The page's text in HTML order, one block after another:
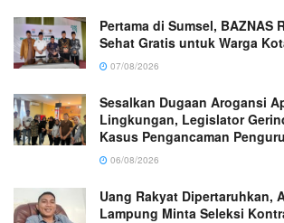
Pertama di Sumsel, BAZNAS
Sehat Gratis untuk Warga
07/08/2026
Sesalkan Dugaan Arogansi
Lingkungan, Legislator
Kasus Pengancaman
06/08/2026
Uang Rakyat Dipertaruhkan,
Lampung Minta Seleksi